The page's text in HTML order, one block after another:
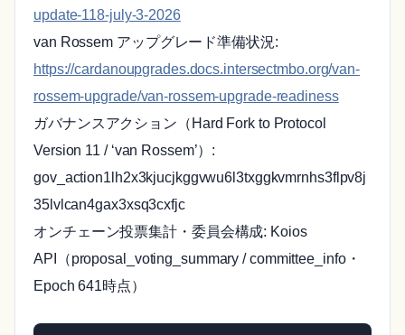
update-118-july-3-2026
van Rossem アップグレード準備状況:
https://cardanoupgrades.docs.intersectmbo.org/van-
rossem-upgrade/van-rossem-upgrade-readiness
ガバナンスアクション（Hard Fork to Protocol
Version 11 / ‘van Rossem’）:
gov_action1lh2x3kjucjkggvwu6l3txggkvmrnhs3flpv8j
35lvlcan4gax3xsq3cxfjc
オンチェーン投票集計・委員会構成: Koios
API（proposal_voting_summary / committee_info・
Epoch 641時点）